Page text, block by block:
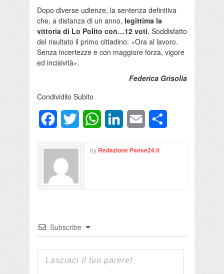
Dopo diverse udienze, la sentenza definitiva
che, a distanza di un anno, legittima la
vittoria di Lo Polito con…12 voti. Soddisfatto
del risultato il primo cittadino: «Ora al lavoro.
Senza incertezze e con maggiore forza, vigore
ed incisività».
Federica Grisolia
Condividilo Subito
FacebookTwitter WhatsAppLinkedInEmail
by Redazione Paese24.it
Subscribe